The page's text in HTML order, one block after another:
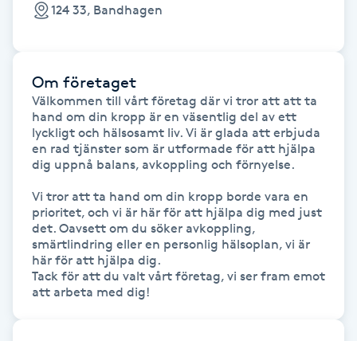
Funktionsanalys
Föning
Gel naglar
Gelenaglar
Gellack
Gellack med förstärkning
124 33, Bandhagen
Om företaget
Välkommen till vårt företag där vi tror att att ta
hand om din kropp är en väsentlig del av ett
lyckligt och hälsosamt liv. Vi är glada att erbjuda
en rad tjänster som är utformade för att hjälpa
dig uppnå balans, avkoppling och förnyelse.
Vi tror att ta hand om din kropp borde vara en
prioritet, och vi är här för att hjälpa dig med just
det. Oavsett om du söker avkoppling,
smärtlindring eller en personlig hälsoplan, vi är
här för att hjälpa dig.
Tack för att du valt vårt företag, vi ser fram emot
att arbeta med dig!